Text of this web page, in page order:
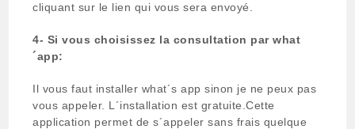
cliquant sur le lien qui vous sera envoyé.
4- Si vous choisissez la consultation par what
´app:
Il vous faut installer what´s app sinon je ne peux pas
vous appeler. L´installation est gratuite.Cette
application permet de s´appeler sans frais quelque